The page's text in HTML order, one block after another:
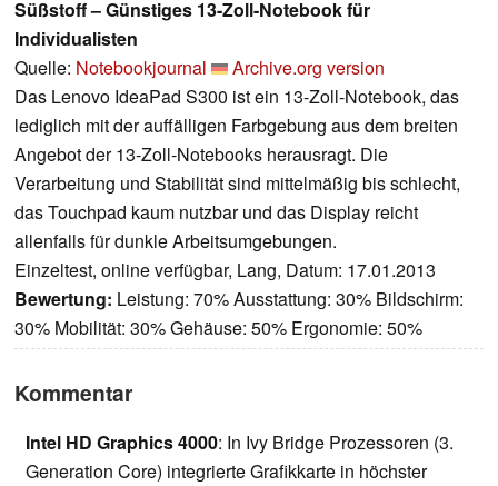
Süßstoff – Günstiges 13-Zoll-Notebook für
Individualisten
Quelle: Notebookjournal
Archive.org version
Das Lenovo IdeaPad S300 ist ein 13-Zoll-Notebook, das
lediglich mit der auffälligen Farbgebung aus dem breiten
Angebot der 13-Zoll-Notebooks herausragt. Die
Verarbeitung und Stabilität sind mittelmäßig bis schlecht,
das Touchpad kaum nutzbar und das Display reicht
allenfalls für dunkle Arbeitsumgebungen.
Einzeltest, online verfügbar, Lang, Datum: 17.01.2013
Bewertung: Leistung: 70% Ausstattung: 30% Bildschirm:
30% Mobilität: 30% Gehäuse: 50% Ergonomie: 50%
Kommentar
Intel HD Graphics 4000: In Ivy Bridge Prozessoren (3.
Generation Core) integrierte Grafikkarte in höchster